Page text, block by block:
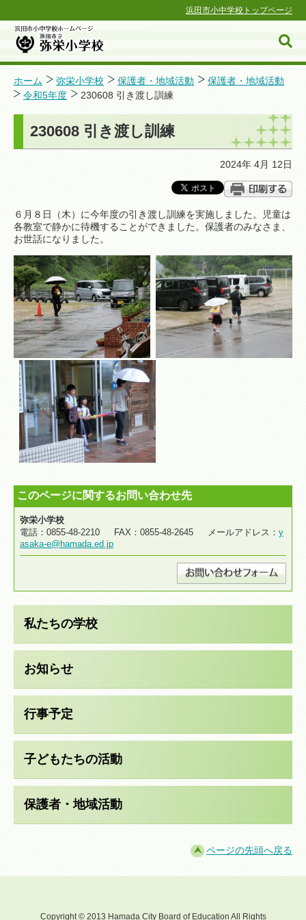
浜田市小中学校トップページ
浜田市小中学校ホームページ
ホーム 弥栄小学校 保護者・地域活動
保護者・地域活動
令和5年度
230608 引き渡し訓練
230608 引き渡し訓練
2024年 4月 12日
６月８日（木）に今年度の引き渡し訓練を実施しました。児童は
各教室で静かに待機することができました。保護者のみなさま、
お世話になりました。
このページに関するお問い合わせ先
弥栄小学校
電話：0855-48-2210 FAX：0855-48-2645 メールアドレス： y
asaka-e@hamada.ed.jp
私たちの学校
お知らせ
行事予定
子どもたちの活動
保護者・地域活動
ページの先頭へ戻る
Copyright © 2013 Hamada City Board of Education All Rights